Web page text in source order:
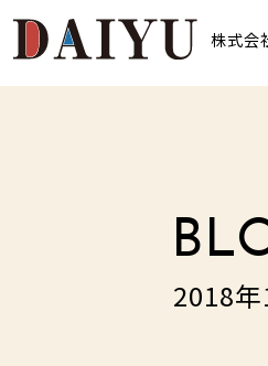
株式会
2018年